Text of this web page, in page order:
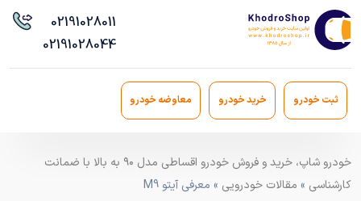
02191028011
02191028044
ثبت خودرو خرید خودرو معاوضه خودرو
خودرو شاپ، خرید و فروش خودرو اقساطی مدل ۹۰ به بالا با ضمانت
کارشناسی » مقالات خودرویی » معرفی آیتو M9